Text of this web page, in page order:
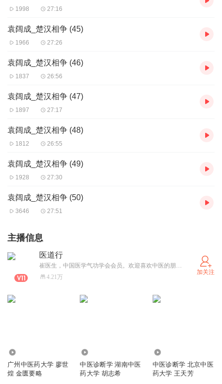
1998 27:16
袁阔成_楚汉相争 (45)
1966 27:26
袁阔成_楚汉相争 (46)
1837 26:56
袁阔成_楚汉相争 (47)
1897 27:17
袁阔成_楚汉相争 (48)
1812 26:55
袁阔成_楚汉相争 (49)
1928 27:30
袁阔成_楚汉相争 (50)
3646 27:51
主播信息
医道行
崔医生，中国医学气功学会会员。欢迎喜欢中医的朋友关注我的公众号医道行
4.21万
加关注
广州中医药大学 廖世
煌 金匮要略
中医诊断学 湖南中医
药大学 胡志希
中医诊断学 北京中医
药大学 王天芳